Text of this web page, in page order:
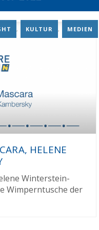
HELENE
, KULTUR , MEDIEN
Winterstein-
Wimperntusche der